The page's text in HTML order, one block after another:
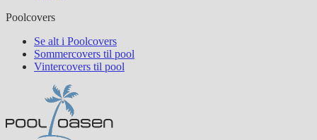
Poolcovers
Se alt i Poolcovers
Sommercovers til pool
Vintercovers til pool